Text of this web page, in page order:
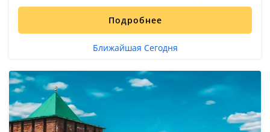
Подробнее
Ближайшая Сегодня